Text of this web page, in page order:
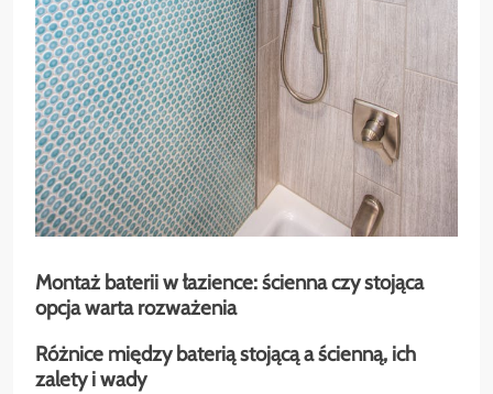
Montaż baterii w łazience: ścienna czy stojąca
opcja warta rozważenia
Różnice między baterią stojącą a ścienną, ich
zalety i wady